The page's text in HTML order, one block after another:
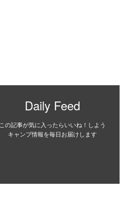
Daily Feed
この記事が気に入ったらいいね！しよう
キャンプ情報を毎日お届けします